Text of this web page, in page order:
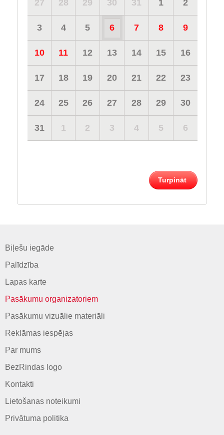
27 28 29 30 31 1 2
3 4 5 6 7 8 9
10 11 12 13 14 15 16
17 18 19 20 21 22 23
24 25 26 27 28 29 30
31 1 2 3 4 5 6
Turpināt
Biļešu iegāde
Palīdzība
Lapas karte
Pasākumu organizatoriem
Pasākumu vizuālie materiāli
Reklāmas iespējas
Par mums
BezRindas logo
Kontakti
Lietošanas noteikumi
Privātuma politika